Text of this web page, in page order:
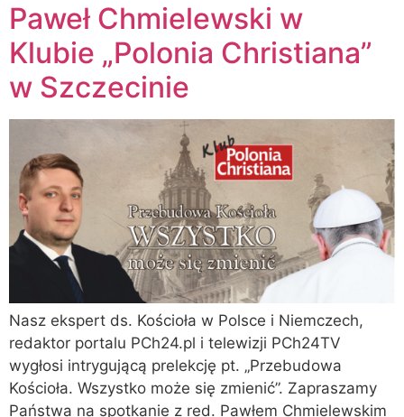
Paweł Chmielewski w
Klubie „Polonia Christiana”
w Szczecinie
Nasz ekspert ds. Kościoła w Polsce i Niemczech,
redaktor portalu PCh24.pl i telewizji PCh24TV
wygłosi intrygującą prelekcję pt. „Przebudowa
Kościoła. Wszystko może się zmienić”. Zapraszamy
Państwa na spotkanie z red. Pawłem Chmielewskim